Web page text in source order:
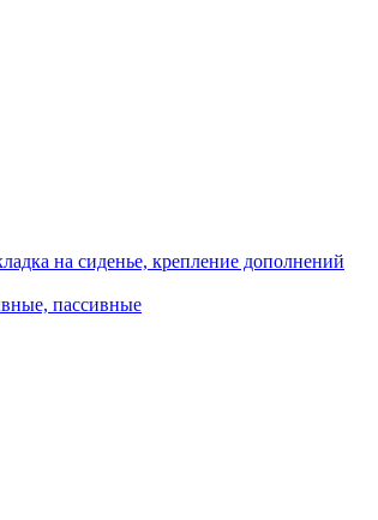
на сиденье, крепление дополнений
пассивные